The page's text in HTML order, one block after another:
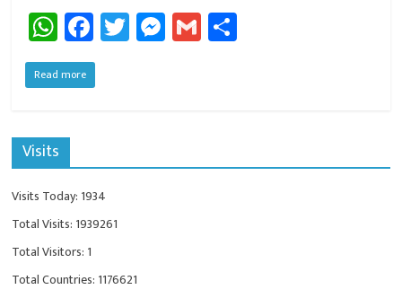
W
h
at
p
p
Fa
ce
b
T
wi
M
es
r
G
m
Read more
Visits
Visits Today: 1934
Total Visits: 1939261
Total Visitors: 1
Total Countries: 1176621